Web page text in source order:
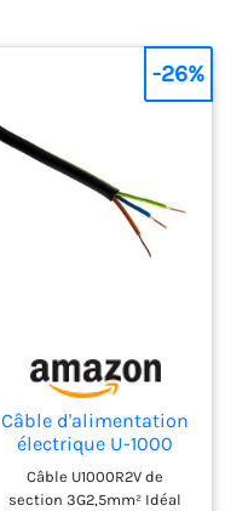
Câble d'alimentation
électrique U-1000
R2V 3G2,5mm² noir -
10m - Zenitech
Câble U1000R2V de
section 3G2,5mm² Idéal
-26%